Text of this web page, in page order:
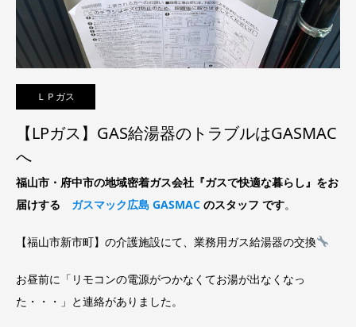
ＬＰガス
【LPガス】GAS給湯器のトラブルはGASMAC
へ
福山市・府中市の地域密着ガス会社『ガスで快適な暮らし』をお
届けする ガスマック広島 GASMAC のスタッフ です。
【福山市新市町】の介護施設にて、業務用ガス給湯器の交換
お昼前に「リモコンの電源がつかなくてお湯が出なくなっ
た・・・」と連絡がありました。